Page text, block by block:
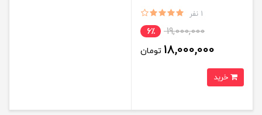
1 نفر
19,000,000 6٪
18,000,000 تومان